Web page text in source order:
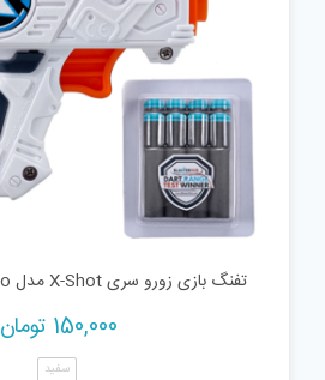
تفنگ بازی زورو سری X-Shot مدل Micro
150,000 تومان
سفید